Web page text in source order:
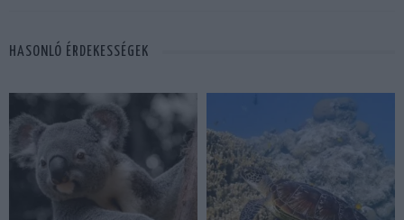
HASONLÓ ÉRDEKESSÉGEK